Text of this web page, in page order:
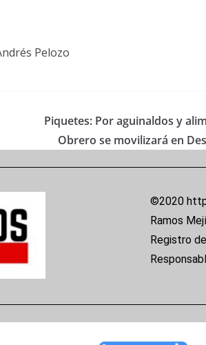
Pelozo
Piquetes: Por aguinaldos y
Obrero se movilizará en
©2020
Ramos
Registro